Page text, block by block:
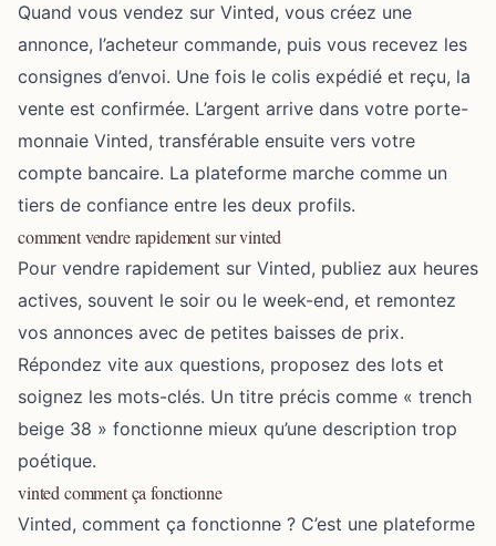
Quand vous vendez sur Vinted, vous créez une
annonce, l’acheteur commande, puis vous recevez les
consignes d’envoi. Une fois le colis expédié et reçu, la
vente est confirmée. L’argent arrive dans votre porte-
monnaie Vinted, transférable ensuite vers votre
compte bancaire. La plateforme marche comme un
tiers de confiance entre les deux profils.
comment vendre rapidement sur vinted
Pour vendre rapidement sur Vinted, publiez aux heures
actives, souvent le soir ou le week-end, et remontez
vos annonces avec de petites baisses de prix.
Répondez vite aux questions, proposez des lots et
soignez les mots-clés. Un titre précis comme « trench
beige 38 » fonctionne mieux qu’une description trop
poétique.
vinted comment ça fonctionne
Vinted, comment ça fonctionne ? C’est une plateforme